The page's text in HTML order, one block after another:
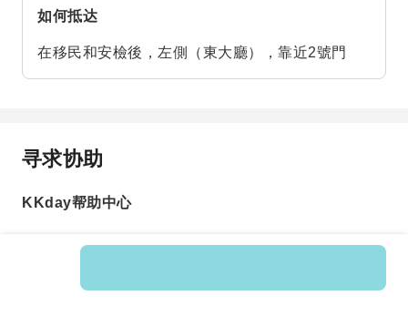
如何抵达
在移民和安檢後，左側（東大廳），靠近2號門
寻求协助
KKday帮助中心
Product No.: 597152